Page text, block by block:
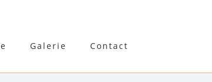
Galerie Contact